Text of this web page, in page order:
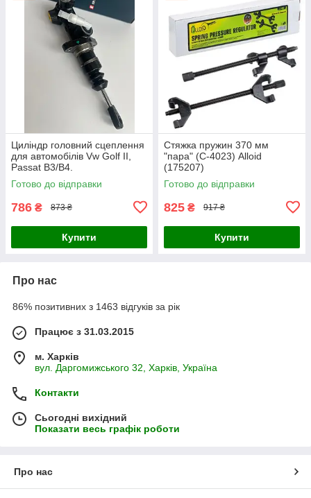
Циліндр головний сцеплення
для автомобілів Vw Golf II,
Passat B3/B4.
Готово до відправки
786 ₴ 873 ₴
Купити
Стяжка пружин 370 мм
"пара" (С-4023) Alloid
(175207)
Готово до відправки
825 ₴ 917 ₴
Купити
Про нас
86% позитивних з 1463 відгуків за рік
Працює з 31.03.2015
м. Харків
вул. Даргомижського 32, Харків, Україна
Контакти
Сьогодні вихідний
Показати весь графік роботи
Про нас